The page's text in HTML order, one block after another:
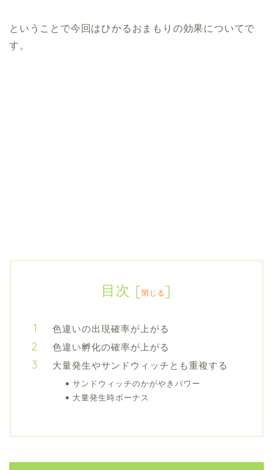
ということで今回はひかるおまもりの効果についてで
す。
目次 [閉じる]
色違いの出現確率が上がる
色違い孵化の確率が上がる
大量発生やサンドウィッチとも重複する
サンドウィッチのかがやきパワー
大量発生時ボーナス